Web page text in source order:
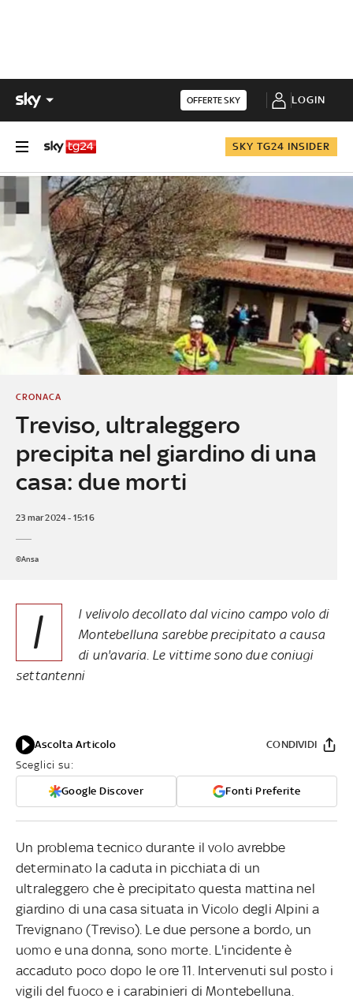
OFFERTE SKY LOGIN
SKY TG24 INSIDER
Treviso, ultraleggero
precipita nel giardino di una
casa: due morti
CRONACA
23 mar 2024 - 15:16
©Ansa
I
l velivolo decollato dal vicino campo volo di
Montebelluna sarebbe precipitato a causa
di un'avaria. Le vittime sono due coniugi
settantenni
Ascolta Articolo
Sceglici su:
Google Discover Fonti Preferite
CONDIVIDI
Un problema tecnico durante il volo avrebbe
determinato la caduta in picchiata di un
ultraleggero che è precipitato questa mattina nel
giardino di una casa situata in Vicolo degli Alpini a
Trevignano (Treviso). Le due persone a bordo, un
uomo e una donna, sono morte. L'incidente è
accaduto poco dopo le ore 11. Intervenuti sul posto i
vigili del fuoco e i carabinieri di Montebelluna.